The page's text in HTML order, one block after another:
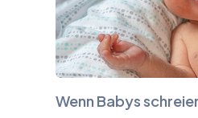
Wenn Babys